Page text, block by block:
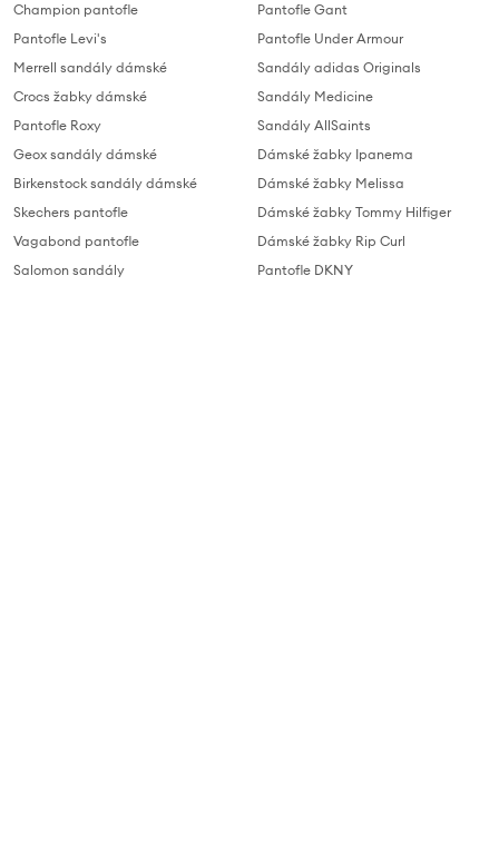
Champion pantofle
Pantofle Levi's
Merrell sandály dámské
Crocs žabky dámské
Pantofle Roxy
Geox sandály dámské
Birkenstock sandály dámské
Skechers pantofle
Vagabond pantofle
Salomon sandály
Pantofle Gant
Pantofle Under Armour
Sandály adidas Originals
Sandály Medicine
Sandály AllSaints
Dámské žabky Ipanema
Dámské žabky Melissa
Dámské žabky Tommy Hilfiger
Dámské žabky Rip Curl
Pantofle DKNY